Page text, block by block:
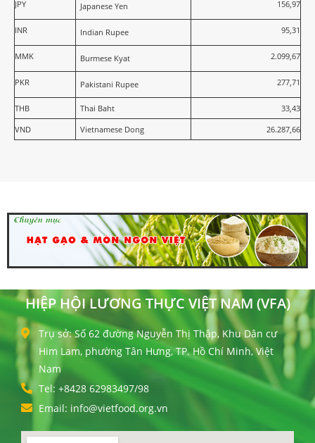
JPY Japanese Yen 156,97
INR Indian Rupee 95,31
MMK Burmese Kyat 2.099,67
PKR Pakistani Rupee 277,71
THB Thai Baht
33,43
VND
Vietnamese Dong 26.287,66
HIỆP HỘI LƯƠNG THỰC VIỆT NAM (VFA)
Trụ sở: Số 62 đường Nguyễn Thị Thập, Khu Dân cư
Him Lam, phường Tân Hưng, TP. Hồ Chí Minh, Việt
Nam
Tel: +8428 62983497/98
Email: info@vietfood.org.vn